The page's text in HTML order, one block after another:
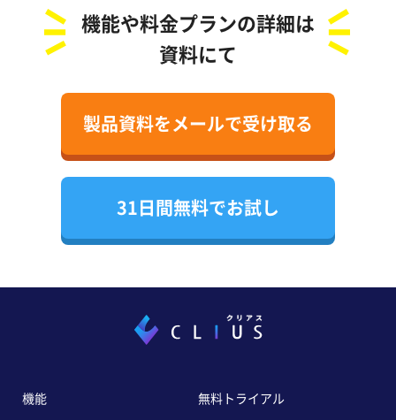
機能や料金プランの詳細は
資料にて
製品資料をメールで受け取る
31日間無料でお試し
機能 無料トライアル